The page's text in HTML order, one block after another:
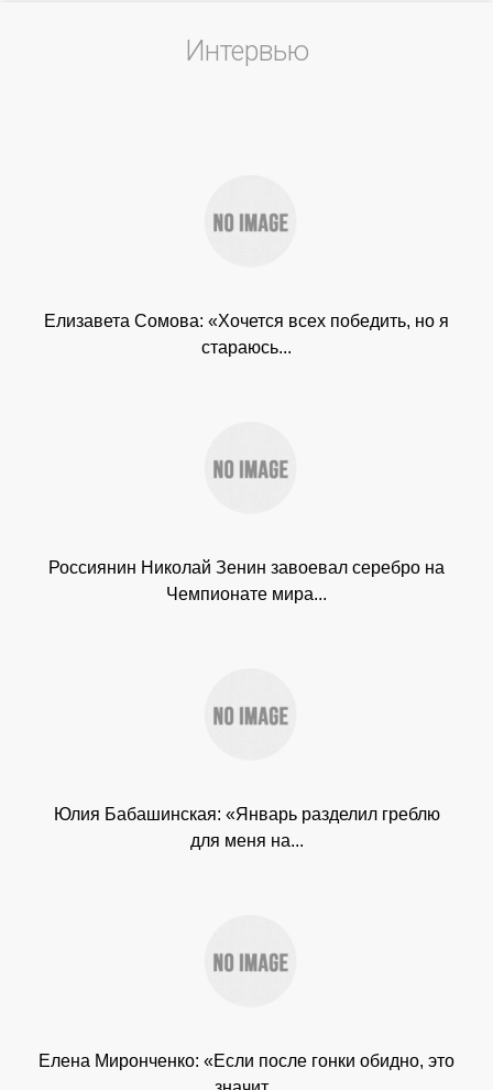
Интервью
Елизавета Сомова: «Хочется всех победить, но я
стараюсь...
Россиянин Николай Зенин завоевал серебро на
Чемпионате мира...
Юлия Бабашинская: «Январь разделил греблю
для меня на...
Елена Миронченко: «Если после гонки обидно, это